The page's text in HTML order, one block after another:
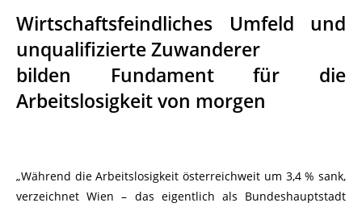
Wirtschaftsfeindliches Umfeld und
unqualifizierte Zuwanderer
bilden Fundament für die
Arbeitslosigkeit von morgen
„Während die Arbeitslosigkeit österreichweit um 3,4 % sank,
verzeichnet Wien – das eigentlich als Bundeshauptstadt